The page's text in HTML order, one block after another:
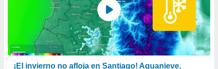
¡El invierno no afloja en Santiago! Aguanieve,